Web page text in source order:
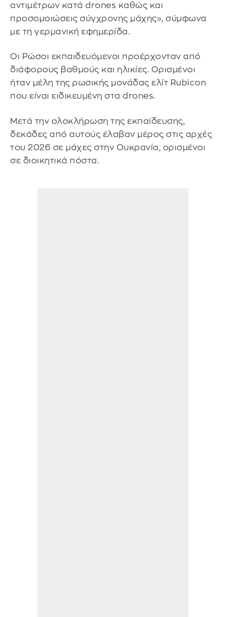
αντιμέτρων κατά drones καθώς και
προσομοιώσεις σύγχρονης μάχης», σύμφωνα
με τη γερμανική εφημερίδα.
Οι Ρώσοι εκπαιδευόμενοι προέρχονταν από
διάφορους βαθμούς και ηλικίες. Ορισμένοι
ήταν μέλη της ρωσικής μονάδας ελίτ Rubicon
που είναι ειδικευμένη στα drones.
Μετά την ολοκλήρωση της εκπαίδευσης,
δεκάδες από αυτούς έλαβαν μέρος στις αρχές
του 2026 σε μάχες στην Ουκρανία, ορισμένοι
σε διοικητικά πόστα.